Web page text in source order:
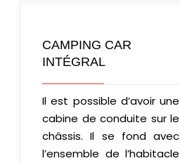
CAMPING CAR
INTÉGRAL
Il est possible d’avoir une
cabine de conduite sur le
châssis. Il se fond avec
l’ensemble de l’habitacle